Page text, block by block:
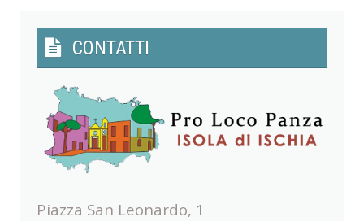
CONTATTI
Piazza San Leonardo, 1